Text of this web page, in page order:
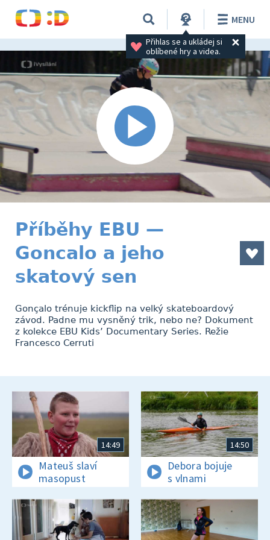
Přihlas se a ukládej si
oblíbené hry a videa.
MENU
Příběhy EBU —
Goncalo a jeho
skatový sen
Gonçalo trénuje kickflip na velký skateboardový
závod. Padne mu vysněný trik, nebo ne? Dokument
z kolekce EBU Kids’ Documentary Series. Režie
Francesco Cerruti
14:49
Mateuš slaví
masopust
14:50
Debora bojuje
s vlnami